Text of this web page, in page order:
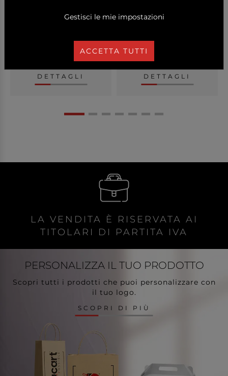
6,80 €
DETTAGLI
a partire da
DETTAGLI
LA VENDITA È RISERVATA AI
TITOLARI DI PARTITA IVA
PERSONALIZZA IL TUO PRODOTTO
Scopri tutti i prodotti che puoi personalizzare con
il tuo logo.
SCOPRI DI PIÙ
Gestisci le mie impostazioni
ACCETTA TUTTI